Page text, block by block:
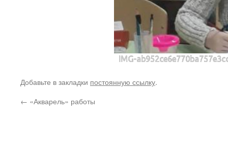
IMG-
Добавьте в закладки постоянную ссылку.
← «Акварель» работы